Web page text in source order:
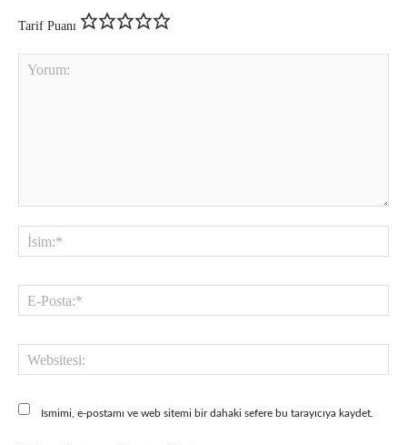
Tarif Puanı
Ismimi, e-postamı ve web sitemi bir dahaki sefere bu tarayıcıya kaydet.